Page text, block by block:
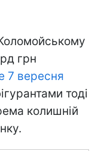
грн
7 вересня
тоді
колишній